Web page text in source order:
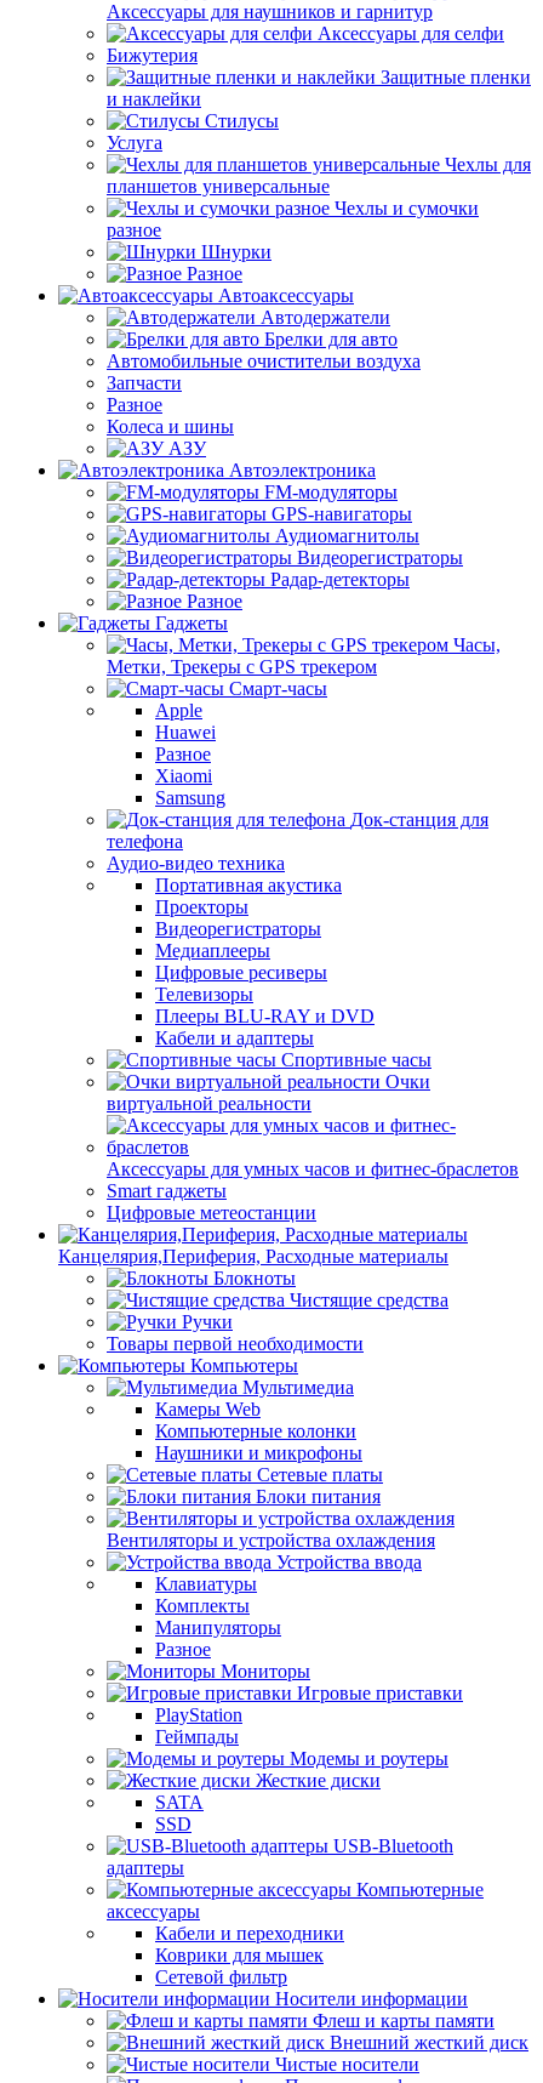
Аксессуары для наушников и гарнитур
Аксессуары для селфи
Бижутерия
Защитные пленки
и наклейки
Стилусы
Услуга
Чехлы для
планшетов универсальные
Чехлы и сумочки
разное
Шнурки
Разное
Автоаксессуары
Автодержатели
Брелки для авто
Автомобильные очистительи воздуха
Запчасти
Разное
Колеса и шины
АЗУ
Автоэлектроника
FM-модуляторы
GPS-навигаторы
Аудиомагнитолы
Видеорегистраторы
Радар-детекторы
Разное
Гаджеты
Часы,
Метки, Трекеры с GPS трекером
Смарт-часы
Apple
Huawei
Разное
Xiaomi
Samsung
Док-станция для
телефона
Аудио-видео техника
Портативная акустика
Проекторы
Видеорегистраторы
Медиаплееры
Цифровые ресиверы
Телевизоры
Плееры BLU-RAY и DVD
Кабели и адаптеры
Спортивные часы
Очки
виртуальной реальности
Аксессуары для умных часов и фитнес-браслетов
Smart гаджеты
Цифровые метеостанции
Канцелярия,Периферия, Расходные материалы
Блокноты
Чистящие средства
Ручки
Товары первой необходимости
Компьютеры
Мультимедиа
Камеры Web
Компьютерные колонки
Наушники и микрофоны
Сетевые платы
Блоки питания
Вентиляторы и устройства охлаждения
Устройства ввода
Клавиатуры
Комплекты
Манипуляторы
Разное
Мониторы
Игровые приставки
PlayStation
Геймпады
Модемы и роутеры
Жесткие диски
SATA
SSD
USB-Bluetooth
адаптеры
Компьютерные
аксессуары
Кабели и переходники
Коврики для мышек
Сетевой фильтр
Носители информации
Флеш и карты памяти
Внешний жесткий диск
Чистые носители